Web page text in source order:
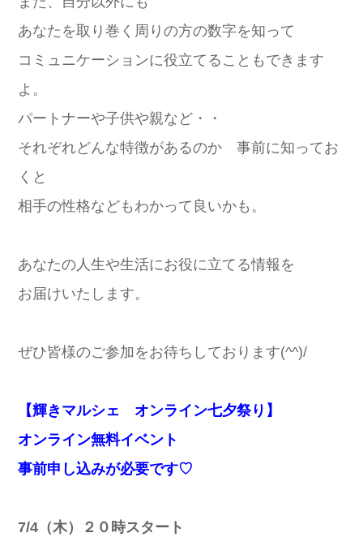
あなたを取り巻く周りの方の数字を知って
コミュニケーションに役立てることもできます
よ。
パートナーや子供や親など・・
それぞれどんな特徴があるのか 事前に知ってお
くと
相手の性格などもわかって良いかも。
あなたの人生や生活にお役に立てる情報を
お届けいたします。
ぜひ皆様のご参加をお待ちしております(^^)/
【輝きマルシェ オンライン七夕祭り】
オンライン無料イベント
事前申し込みが必要です♡
7/4（木）２０時スタート